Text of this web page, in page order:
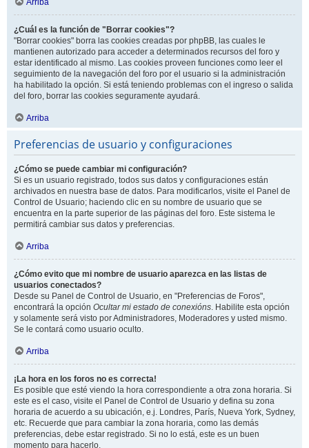
Arriba
¿Cuál es la función de "Borrar cookies"?
"Borrar cookies" borra las cookies creadas por phpBB, las cuales le
mantienen autorizado para acceder a determinados recursos del foro y
estar identificado al mismo. Las cookies proveen funciones como leer el
seguimiento de la navegación del foro por el usuario si la administración
ha habilitado la opción. Si está teniendo problemas con el ingreso o salida
del foro, borrar las cookies seguramente ayudará.
Arriba
Preferencias de usuario y configuraciones
¿Cómo se puede cambiar mi configuración?
Si es un usuario registrado, todos sus datos y configuraciones están
archivados en nuestra base de datos. Para modificarlos, visite el Panel de
Control de Usuario; haciendo clic en su nombre de usuario que se
encuentra en la parte superior de las páginas del foro. Este sistema le
permitirá cambiar sus datos y preferencias.
Arriba
¿Cómo evito que mi nombre de usuario aparezca en las listas de
usuarios conectados?
Desde su Panel de Control de Usuario, en "Preferencias de Foros",
encontrará la opción Ocultar mi estado de conexións. Habilite esta opción
y solamente será visto por Administradores, Moderadores y usted mismo.
Se le contará como usuario oculto.
Arriba
¡La hora en los foros no es correcta!
Es posible que esté viendo la hora correspondiente a otra zona horaria. Si
este es el caso, visite el Panel de Control de Usuario y defina su zona
horaria de acuerdo a su ubicación, e.j. Londres, París, Nueva York, Sydney,
etc. Recuerde que para cambiar la zona horaria, como las demás
preferencias, debe estar registrado. Si no lo está, este es un buen
momento para hacerlo.